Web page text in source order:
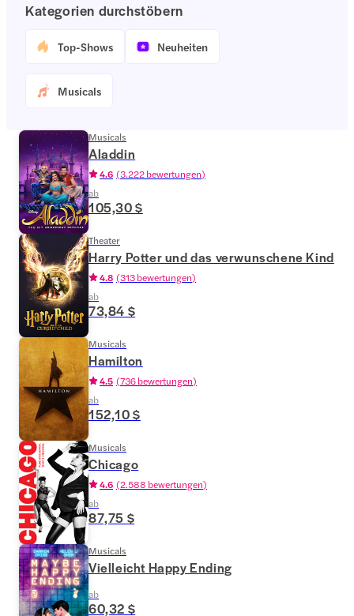
Kategorien durchstöbern
Top-Shows Neuheiten
Musicals
Musicals
Aladdin
4.6 (3.222 bewertungen)
ab
105,30 $
Theater
Harry Potter und das verwunschene Kind
4.8 (313 bewertungen)
ab
73,84 $
Musicals
Hamilton
4.5 (736 bewertungen)
ab
152,10 $
Musicals
Chicago
4.6 (2.588 bewertungen)
ab
87,75 $
Musicals
Vielleicht Happy Ending
ab
60,32 $